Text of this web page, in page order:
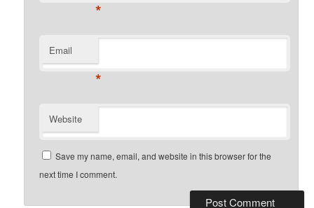
*
Email
*
Website
Save my name, email, and website in this browser for the
next time I comment.